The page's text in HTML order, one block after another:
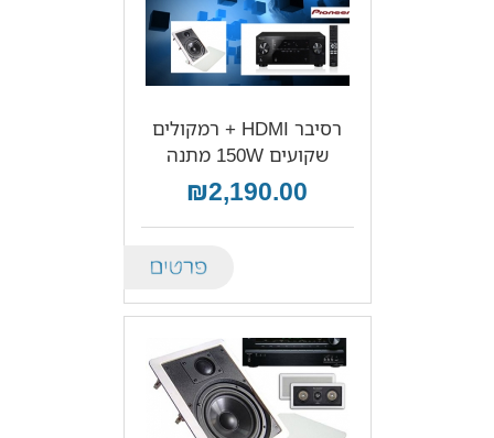
רסיבר HDMI + רמקולים
שקועים 150W מתנה
₪2,190.00